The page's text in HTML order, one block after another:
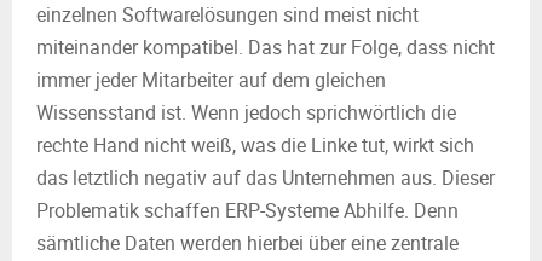
einzelnen Softwarelösungen sind meist nicht
miteinander kompatibel. Das hat zur Folge, dass nicht
immer jeder Mitarbeiter auf dem gleichen
Wissensstand ist. Wenn jedoch sprichwörtlich die
rechte Hand nicht weiß, was die Linke tut, wirkt sich
das letztlich negativ auf das Unternehmen aus. Dieser
Problematik schaffen ERP-Systeme Abhilfe. Denn
sämtliche Daten werden hierbei über eine zentrale